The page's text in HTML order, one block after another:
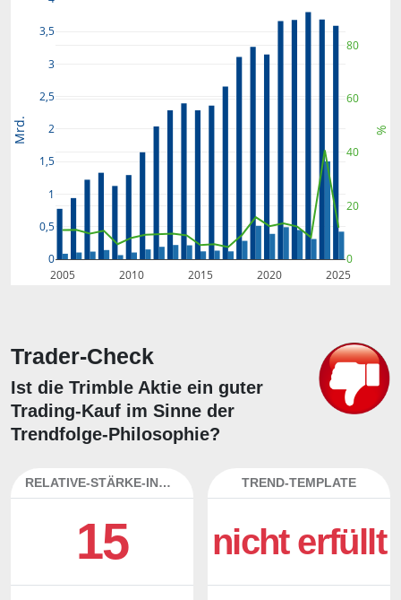
2005 2010 2015 2020 2025
0
0,5
1
1,5
2
2,5
3
3,5
0
20
40
60
80
Mrd. %
Trader-Check
Ist die Trimble Aktie ein guter
Trading-Kauf im Sinne der
Trendfolge-Philosophie?
RELATIVE-STÄRKE-INDEX
15
TREND-TEMPLATE
nicht erfüllt